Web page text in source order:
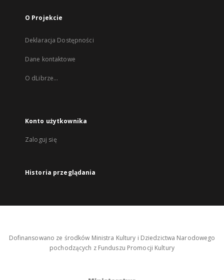
O Projekcie
Deklaracja Dostępności
Dane kontaktowe
O dLibrze...
Konto użytkownika
Zaloguj się
Historia przeglądania
Dofinansowano ze środków Ministra Kultury i Dziedzictwa Narodowego
pochodzących z Funduszu Promocji Kultury